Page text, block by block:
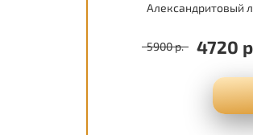
Александритовый
5900 р. 4720